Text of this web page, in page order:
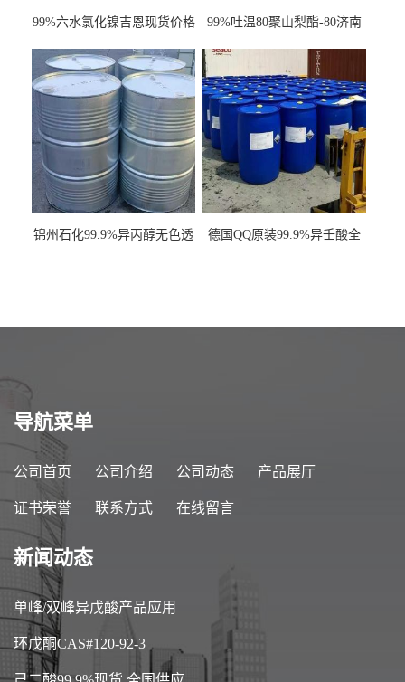
99%六水氯化镍吉恩现货价格
99%吐温80聚山梨酯-80济南
锦州石化99.9%异丙醇无色透
德国QQ原装99.9%异壬酸全
导航菜单
公司首页 公司介绍 公司动态 产品展厅
证书荣誉 联系方式 在线留言
新闻动态
单峰/双峰异戊酸产品应用
环戊酮CAS#120-92-3